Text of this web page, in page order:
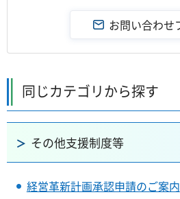
同じカテゴリから探す
その他支援制度等
経営革新計画承認申請のご案内